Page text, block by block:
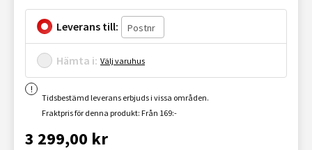
Leverans till:
Hämta i: Välj varuhus
Tidsbestämd leverans erbjuds i vissa områden.
Fraktpris för denna produkt: Från 169:-
3 299,00 kr